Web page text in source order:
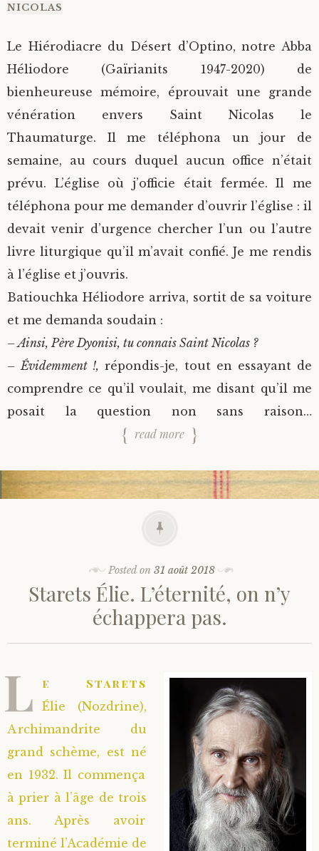
NICOLAS
Le Hiérodiacre du Désert d’Optino, notre Abba
Héliodore (Gaïrianits 1947-2020) de
bienheureuse mémoire, éprouvait une grande
vénération envers Saint Nicolas le
Thaumaturge. Il me téléphona un jour de
semaine, au cours duquel aucun office n’était
prévu. L’église où j’officie était fermée. Il me
téléphona pour me demander d’ouvrir l’église : il
devait venir d’urgence chercher l’un ou l’autre
livre liturgique qu’il m’avait confié. Je me rendis
à l’église et j’ouvris.
Batiouchka Héliodore arriva, sortit de sa voiture
et me demanda soudain :
– Ainsi, Père Dyonisi, tu connais Saint Nicolas ?
– Évidemment !, répondis-je, tout en essayant de
comprendre ce qu’il voulait, me disant qu’il me
posait la question non sans raison…
read more
Posted on31 août 2018
Starets Élie. L’éternité, on n’y
échappera pas.
L e Starets
Élie (Nozdrine),
Archimandrite du
grand schème, est né
en 1932. Il commença
à prier à l’âge de trois
ans. Après avoir
terminé l’Académie de